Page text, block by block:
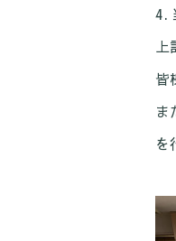
上
皆
ま
を